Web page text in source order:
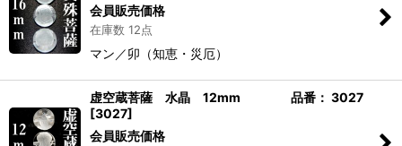
会員販売価格
在庫数 12点
マン／卯（知恵・災厄）
虚空蔵菩薩 水晶 12mm 品番： 3027
[3027]
会員販売価格